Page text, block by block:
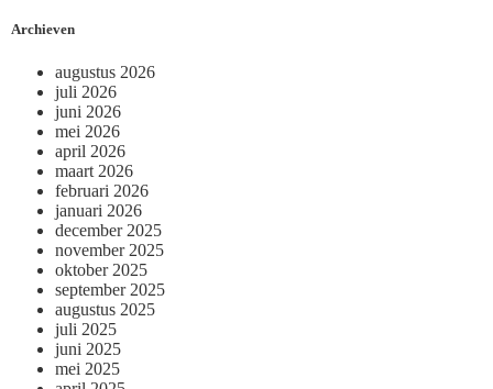
Archieven
augustus 2026
juli 2026
juni 2026
mei 2026
april 2026
maart 2026
februari 2026
januari 2026
december 2025
november 2025
oktober 2025
september 2025
augustus 2025
juli 2025
juni 2025
mei 2025